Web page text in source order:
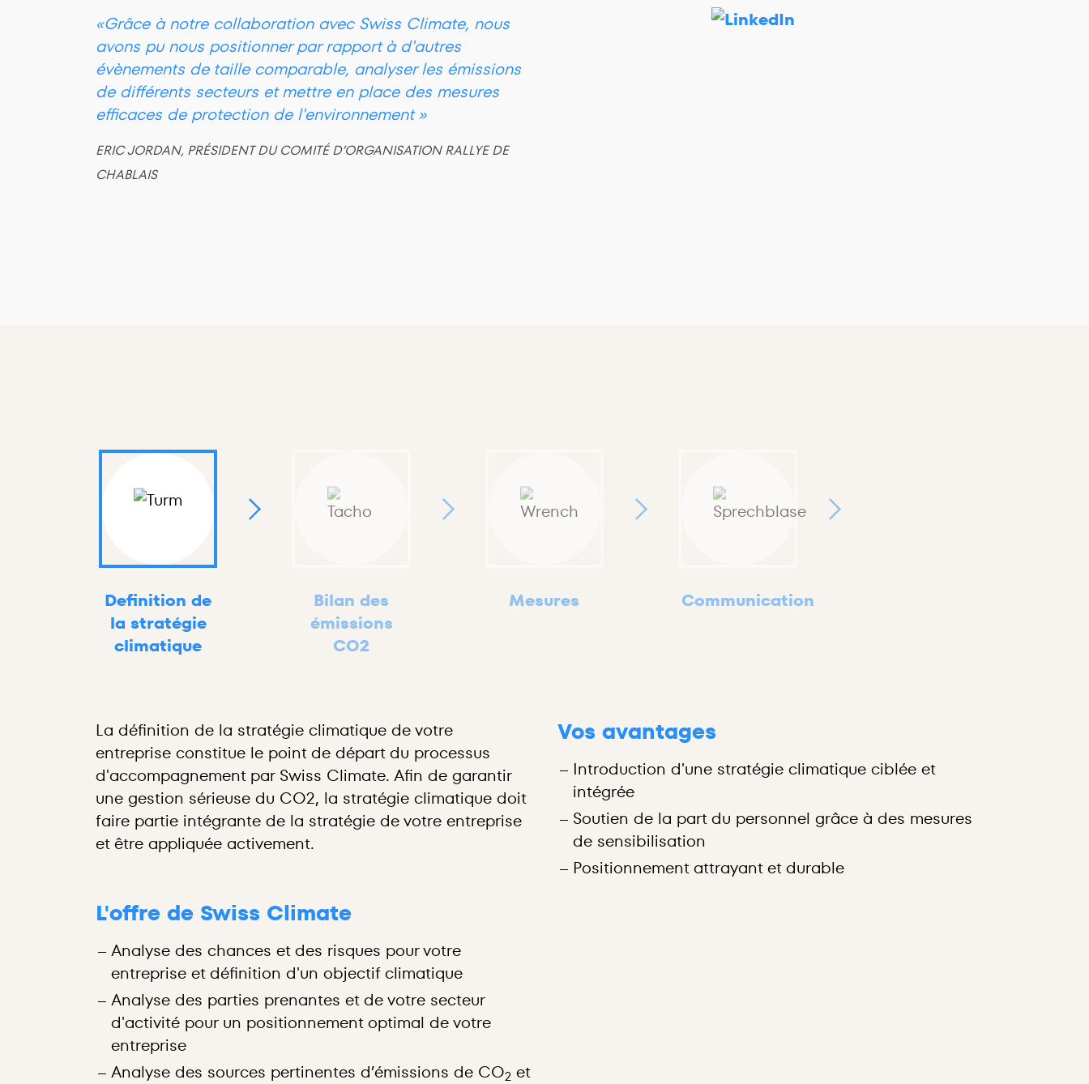
«Grâce à notre collaboration avec Swiss Climate, nous
avons pu nous positionner par rapport à d'autres
évènements de taille comparable, analyser les émissions
de différents secteurs et mettre en place des mesures
efficaces de protection de l'environnement »
ERIC JORDAN, PRÉSIDENT DU COMITÉ D’ORGANISATION RALLYE DE
CHABLAIS
Definition de
la stratégie
climatique
Bilan des
émissions
CO2
Mesures Communication
La définition de la stratégie climatique de votre
entreprise constitue le point de départ du processus
d'accompagnement par Swiss Climate. Afin de garantir
une gestion sérieuse du CO2, la stratégie climatique doit
faire partie intégrante de la stratégie de votre entreprise
et être appliquée activement.
L'offre de Swiss Climate
Analyse des chances et des risques pour votre
entreprise et définition d'un objectif climatique
Analyse des parties prenantes et de votre secteur
d'activité pour un positionnement optimal de votre
entreprise
Analyse des sources pertinentes d’émissions de CO2 et
Vos avantages
Introduction d'une stratégie climatique ciblée et
intégrée
Soutien de la part du personnel grâce à des mesures
de sensibilisation
Positionnement attrayant et durable